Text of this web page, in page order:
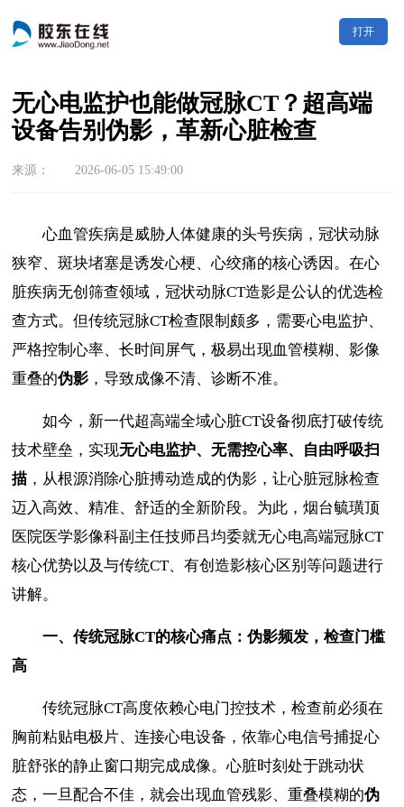
打开
无心电监护也能做冠脉CT？超高端
设备告别伪影，革新心脏检查
来源： 2026-06-05 15:49:00
心血管疾病是威胁人体健康的头号疾病，冠状动脉
狭窄、斑块堵塞是诱发心梗、心绞痛的核心诱因。在心
脏疾病无创筛查领域，冠状动脉CT造影是公认的优选检
查方式。但传统冠脉CT检查限制颇多，需要心电监护、
严格控制心率、长时间屏气，极易出现血管模糊、影像
重叠的伪影 ，导致成像不清、诊断不准。
如今，新一代超高端全域心脏CT设备彻底打破传统
技术壁垒，实现无心电监护、无需控心率、自由呼吸扫
描 ，从根源消除心脏搏动造成的伪影，让心脏冠脉检查
迈入高效、精准、舒适的全新阶段。为此，烟台毓璜顶
医院医学影像科副主任技师吕均委就无心电高端冠脉CT
核心优势以及与传统CT、有创造影核心区别等问题进行
讲解。
一、传统冠脉CT的核心痛点：伪影频发，检查门槛
高
传统冠脉CT高度依赖心电门控技术，检查前必须在
胸前粘贴电极片、连接心电设备，依靠心电信号捕捉心
脏舒张的静止窗口期完成成像。心脏时刻处于跳动状
态，一旦配合不佳，就会出现血管残影、重叠模糊的伪